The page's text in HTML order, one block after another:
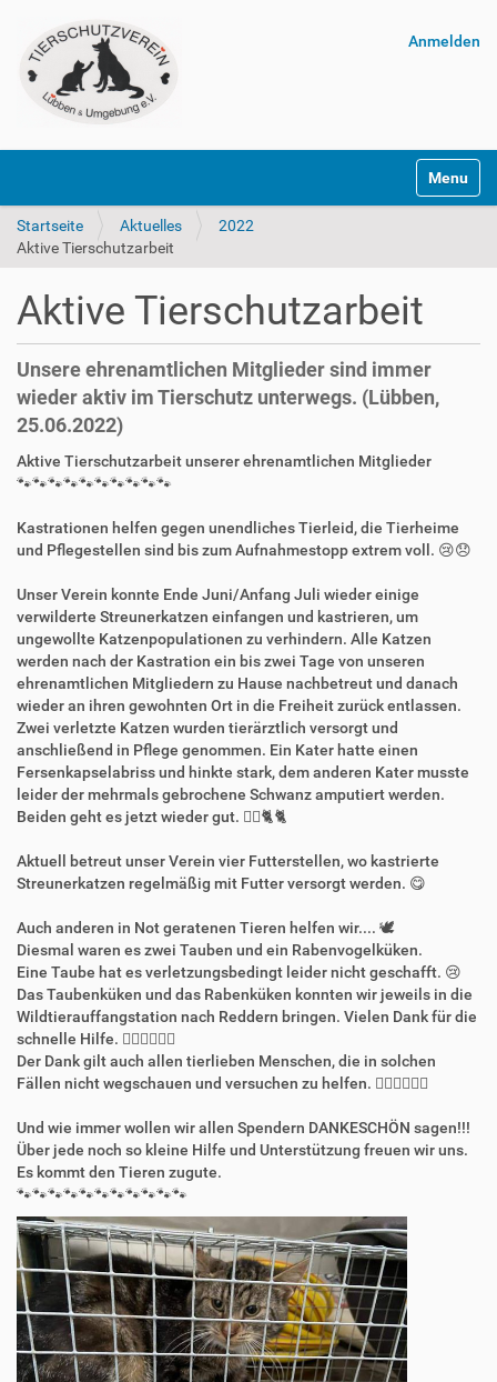
Anmelden
Startseite Aktuelles
2022
Aktive Tierschutzarbeit
Aktive Tierschutzarbeit
Unsere ehrenamtlichen Mitglieder sind immer
wieder aktiv im Tierschutz unterwegs. (Lübben,
25.06.2022)
Aktive Tierschutzarbeit unserer ehrenamtlichen Mitglieder
🐾🐾🐾🐾🐾🐾🐾🐾🐾🐾
Kastrationen helfen gegen unendliches Tierleid, die Tierheime
und Pflegestellen sind bis zum Aufnahmestopp extrem voll. 😢😞
Unser Verein konnte Ende Juni/Anfang Juli wieder einige
verwilderte Streunerkatzen einfangen und kastrieren, um
ungewollte Katzenpopulationen zu verhindern. Alle Katzen
werden nach der Kastration ein bis zwei Tage von unseren
ehrenamtlichen Mitgliedern zu Hause nachbetreut und danach
wieder an ihren gewohnten Ort in die Freiheit zurück entlassen.
Zwei verletzte Katzen wurden tierärztlich versorgt und
anschließend in Pflege genommen. Ein Kater hatte einen
Fersenkapselabriss und hinkte stark, dem anderen Kater musste
leider der mehrmals gebrochene Schwanz amputiert werden.
Beiden geht es jetzt wieder gut. 👍🏻🐈🐈
Aktuell betreut unser Verein vier Futterstellen, wo kastrierte
Streunerkatzen regelmäßig mit Futter versorgt werden. 😋
Auch anderen in Not geratenen Tieren helfen wir.... 🕊️
Diesmal waren es zwei Tauben und ein Rabenvogelküken.
Eine Taube hat es verletzungsbedingt leider nicht geschafft. 😢
Das Taubenküken und das Rabenküken konnten wir jeweils in die
Wildtierauffangstation nach Reddern bringen. Vielen Dank für die
schnelle Hilfe. 👍🏻👍🏻👍🏻
Der Dank gilt auch allen tierlieben Menschen, die in solchen
Fällen nicht wegschauen und versuchen zu helfen. 👍🏻👍🏻👍🏻
Und wie immer wollen wir allen Spendern DANKESCHÖN sagen!!!
Über jede noch so kleine Hilfe und Unterstützung freuen wir uns.
Es kommt den Tieren zugute.
🐾🐾🐾🐾🐾🐾🐾🐾🐾🐾🐾